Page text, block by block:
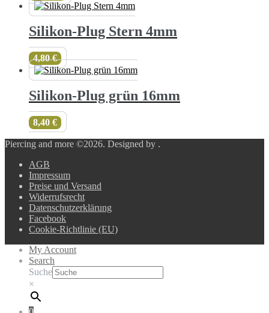
Silikon-Plug Stern 4mm
4,80€
Silikon-Plug grün 16mm
8,40 €
Piercing and more ©2026. Designed by .
AGB
Impressum
Preise und Versand
Widerrufsrecht
Datenschutzerklärung
Facebook
Cookie-Richtlinie (EU)
My Account
Search
Suche
×